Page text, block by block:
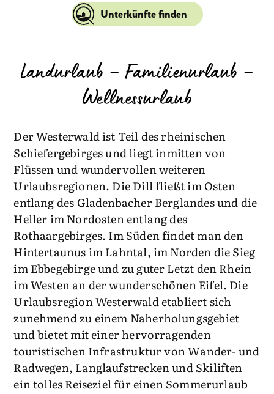
Unterkünfte finden
Landurlaub – Familienurlaub –
Wellnessurlaub
Der Westerwald ist Teil des rheinischen
Schiefergebirges und liegt inmitten von
Flüssen und wundervollen weiteren
Urlaubsregionen. Die Dill fließt im Osten
entlang des Gladenbacher Berglandes und die
Heller im Nordosten entlang des
Rothaargebirges. Im Süden findet man den
Hintertaunus im Lahntal, im Norden die Sieg
im Ebbegebirge und zu guter Letzt den Rhein
im Westen an der wunderschönen Eifel. Die
Urlaubsregion Westerwald etabliert sich
zunehmend zu einem Naherholungsgebiet
und bietet mit einer hervorragenden
touristischen Infrastruktur von Wander- und
Radwegen, Langlaufstrecken und Skiliften
ein tolles Reiseziel für einen Sommerurlaub